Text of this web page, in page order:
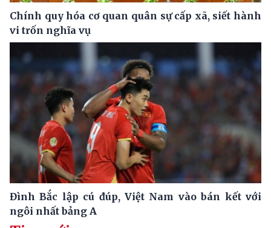
Chính quy hóa cơ quan quân sự cấp xã, siết hành
vi trốn nghĩa vụ
Đình Bắc lập cú đúp, Việt Nam vào bán kết với
ngôi nhất bảng A